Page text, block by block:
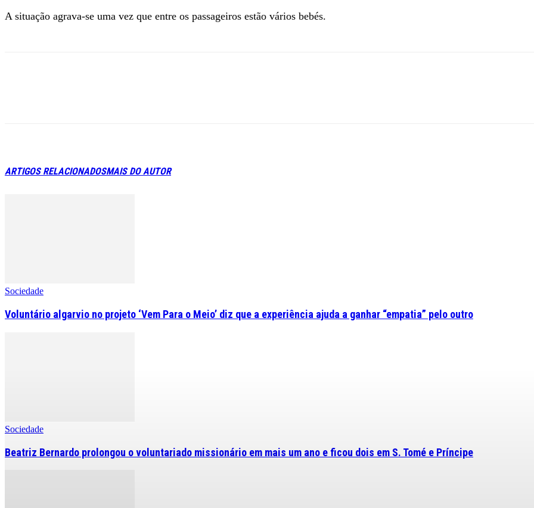
A situação agrava-se uma vez que entre os passageiros estão vários bebés.
ARTIGOS RELACIONADOSMAIS DO AUTOR
Sociedade
Voluntário algarvio no projeto ‘Vem Para o Meio’ diz que a experiência ajuda a ganhar “empatia” pelo outro
Sociedade
Beatriz Bernardo prolongou o voluntariado missionário em mais um ano e ficou dois em S. Tomé e Príncipe